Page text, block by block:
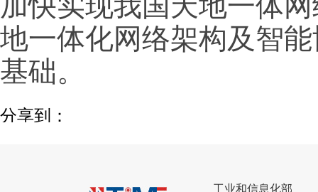
地一体化网络架构及智
基础。
分享到：